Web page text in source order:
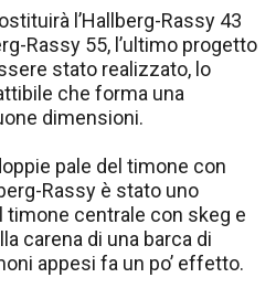
l’Hallberg-Rassy 43
Rassy 55, l’ultimo progetto
stato realizzato, lo
che forma una
dimensioni.
pale del timone con
Rassy è stato uno
centrale con skeg e
carena di una barca di
appesi fa un po’ effetto.